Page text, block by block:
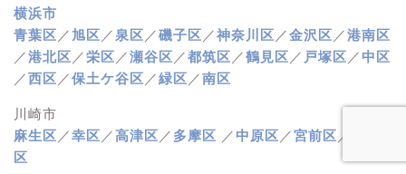
横浜市
青葉区 ／ 旭区 ／ 泉区 ／磯子区 ／神奈川区 ／金沢区 ／港南区
／港北区 ／栄区 ／瀬谷区 ／都筑区 ／鶴見区 ／ 戸塚区 ／中区
／西区 ／保土ケ谷区 ／緑区 ／南区
川崎市
麻生区 ／幸区 ／高津区 ／ 多摩区 ／中原区 ／宮前区 ／
区